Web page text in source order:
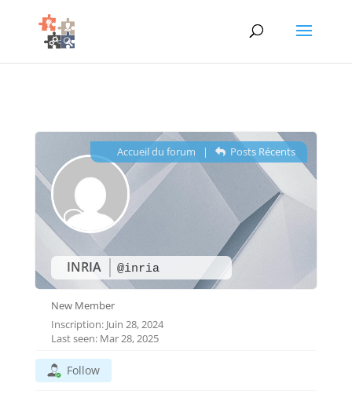
INRIA @inria
Accueil du forum | Posts Récents
New Member
Inscription: Juin 28, 2024
Last seen: Mar 28, 2025
Follow